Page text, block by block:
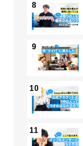
8
9
10
11